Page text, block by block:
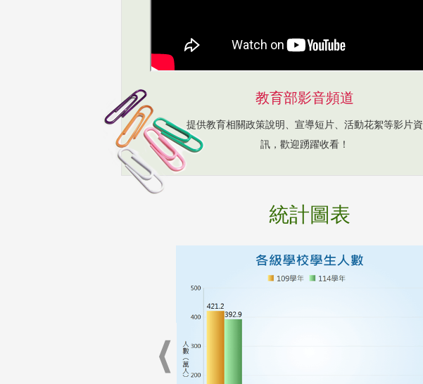
教育部影音頻道
提供教育相關政策說明、宣導短片、活動花絮等影片資
訊，歡迎踴躍收看！
統計圖表